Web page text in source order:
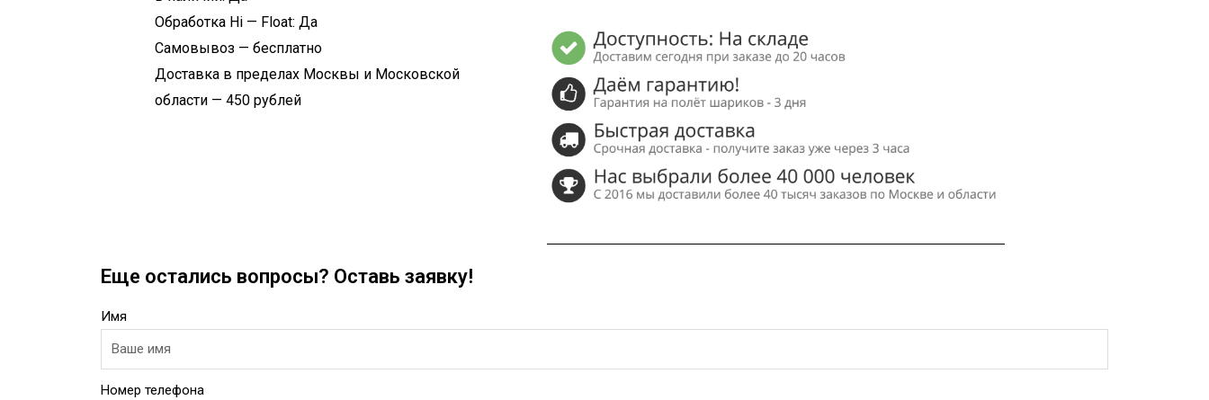
Обработка Hi — Float: Да
Самовывоз — бесплатно
Доставка в пределах Москвы и Московской
области — 450 рублей
Еще остались вопросы? Оставь заявку!
Имя
Номер телефона